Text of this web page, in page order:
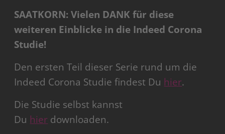
SAATKORN: Vielen DANK für diese
weiteren Einblicke in die Indeed Corona
Studie!
Den ersten Teil dieser Serie rund um die
Indeed Corona Studie findest Du hier.
Die Studie selbst kannst
Du hier downloaden.